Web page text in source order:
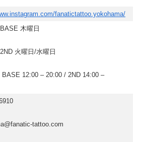
fanatictattoo.yokohama/
木曜日
曜日/水曜日
BASE 12:00 – 20:00 / 2ND 14:00 –
tattoo.com